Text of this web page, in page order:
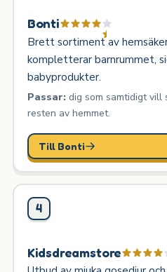
Bonti
Brett sortiment av
kompletterar barnrummet,
babyprodukter.
Passar:dig som samtidigt vill
resten av hemmet.
Till Bonti
4
Kidsdreamstore